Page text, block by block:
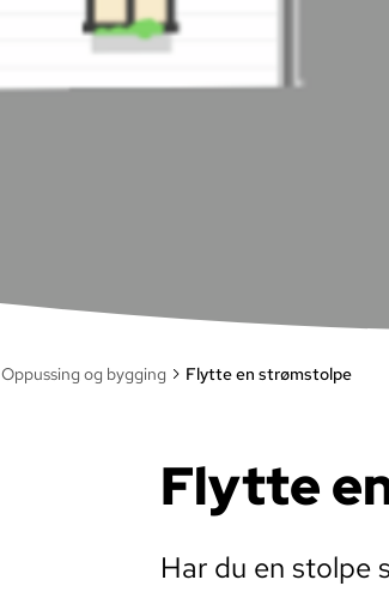
Oppussing og bygging Flytte en strømstolpe
Flytte
Har du en stolpe